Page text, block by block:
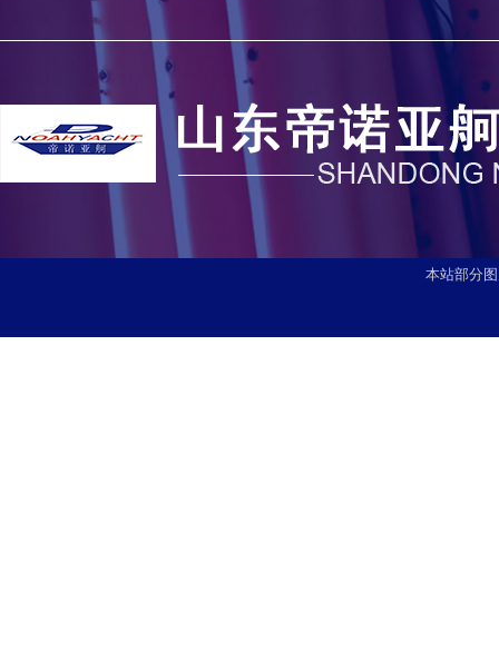
本站部分